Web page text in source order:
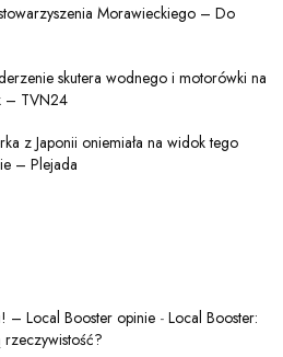
Morawieckiego – Do
skutera wodnego i motorówki na
– TVN24
z Japonii oniemiała na widok tego
– Plejada
– Local Booster opinie - Local Booster: